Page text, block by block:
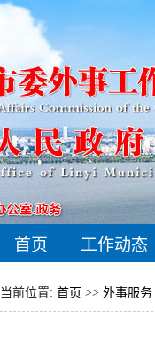
首页 工作动态
当前位置: 首页 >> 外事服务